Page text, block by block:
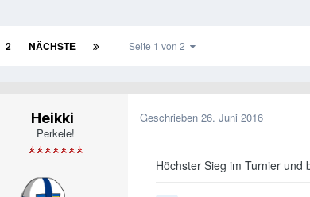
2 NÄCHSTE Seite 1 von 2
Heikki
Perkele!
Geschrieben 26. Juni 2016
Höchster Sieg im Turnier und